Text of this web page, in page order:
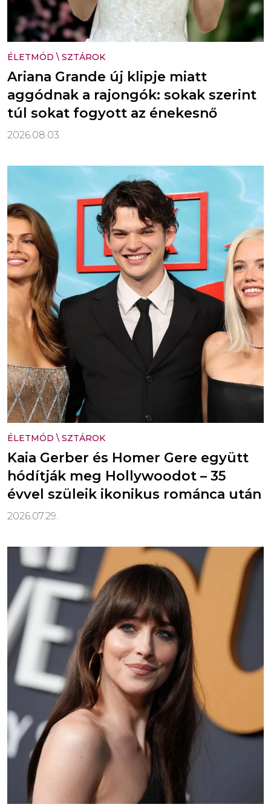
ÉLETMÓD \ SZTÁROK
Ariana Grande új klipje miatt
aggódnak a rajongók: sokak szerint
túl sokat fogyott az énekesnő
2026.08.03.
ÉLETMÓD \ SZTÁROK
Kaia Gerber és Homer Gere együtt
hódítják meg Hollywoodot – 35
évvel szüleik ikonikus románca után
2026.07.29.